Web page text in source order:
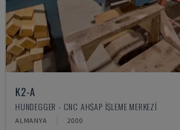
K2-A
HUNDEGGER - CNC AHŞAP İŞLEME MERKEZI
ALMANYA 2000